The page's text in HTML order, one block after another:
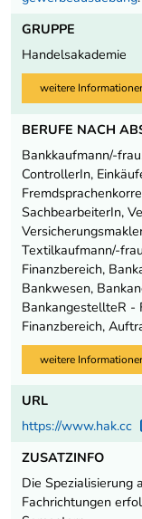
GRUPPE
Handelsakademie
weitere
BERUFE NACH
Bankkaufmann/-
ControllerIn,
SachbearbeiterIn,
Textilkaufmann/-
Finanzbereich,
Bankwesen,
BankangestellteR -
Finanzbereich,
weitere
URL
https://www.hak.cc
ZUSATZINFO
Die Spezialisierung
Fachrichtungen